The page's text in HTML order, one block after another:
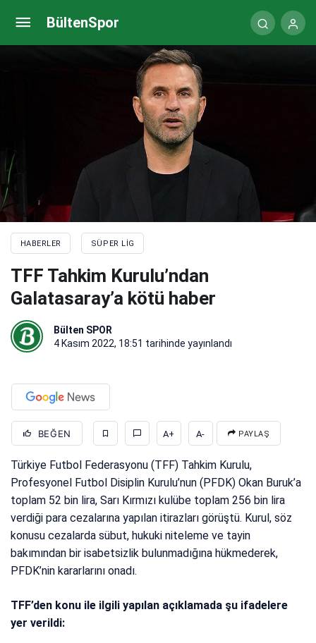
BültenSpor
HABERLER SÜPER LIG
TFF Tahkim Kurulu’ndan
Galatasaray’a kötü haber
Bülten SPOR
4 Kasım 2022, 18:51 tarihinde yayınlandı
BEĞEN A+ A- PAYLAŞ
Türkiye Futbol Federasyonu (TFF) Tahkim Kurulu,
Profesyonel Futbol Disiplin Kurulu’nun (PFDK) Okan Buruk’a
toplam 52 bin lira, Sarı Kırmızı kulübe toplam 256 bin lira
verdiği para cezalarına yapılan itirazları görüştü. Kurul, söz
konusu cezalarda sübut, hukuki niteleme ve tayin
bakımından bir isabetsizlik bulunmadığına hükmederek,
PFDK’nin kararlarını onadı.
TFF’den konu ile ilgili yapılan açıklamada şu ifadelere
yer verildi:
Galatasaray, Beşiktaş maçı hazırlıkların tamamladı